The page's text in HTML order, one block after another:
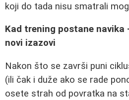
koji do tada nisu smatrali
Kad trening postane navika
novi izazovi
Nakon što se završi puni
(ili čak i duže ako se rade
osete strah od povratka na